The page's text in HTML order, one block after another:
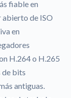
fiable en
abierto de ISO
en
H.264 o H.265
de bits
antiguas.